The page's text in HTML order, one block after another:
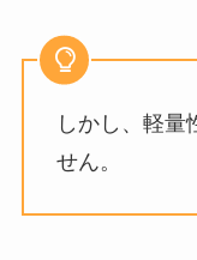
しかし、軽量
せん。